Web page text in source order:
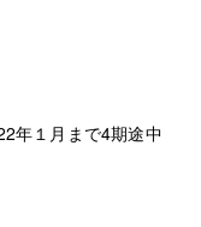
年１月まで4期途中